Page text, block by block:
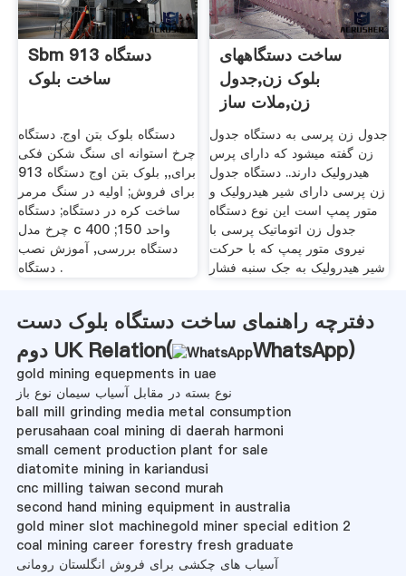
Sbm 913 دستگاه
ساخت بلوک
دستگاه بلوک بتن اوج. دستگاه
چرخ استوانه ای سنگ شکن فکی
برای,, بلوک بتن اوج دستگاه 913
برای فروش; اولیه در سنگ مرمر
ساخت کره در دستگاه; دستگاه
چرخ مدل c 400 واحد 150;
دستگاه بررسی, آموزش نصب
دستگاه .
ساخت دستگاههای
بلوک زن,جدول
زن,ملات ساز
جدول زن پرسی به دستگاه جدول
زن گفته میشود که دارای پرس
هیدرولیک دارند.. دستگاه جدول
زن پرسی دارای شیر هیدرولیک و
متور پمپ است این نوع دستگاه
جدول زن اتوماتیک پرسی با
نیروی متور پمپ که با حرکت
شیر هیدرولیک به جک سنبه فشار
دفترچه راهنمای ساخت دستگاه بلوک دست
دوم UK Relation(
WhatsApp)
gold mining equepments in uae
نوع بسته در مقابل آسیاب سیمان نوع باز
ball mill grinding media metal consumption
perusahaan coal mining di daerah harmoni
small cement production plant for sale
diatomite mining in kariandusi
cnc milling taiwan second murah
second hand mining equipment in australia
gold miner slot machinegold miner special edition 2
coal mining career forestry fresh graduate
آسیاب های چکشی برای فروش انگلستان رومانی